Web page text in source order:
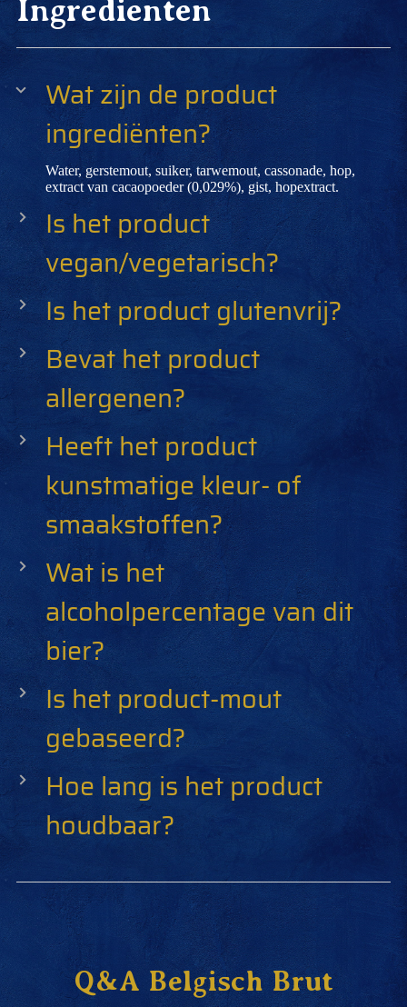
Ingredienten
Wat zijn de product
ingrediënten?
Water, gerstemout, suiker, tarwemout, cassonade, hop,
extract van cacaopoeder (0,029%), gist, hopextract.
Is het product
vegan/vegetarisch?
Is het product glutenvrij?
Bevat het product
allergenen?
Heeft het product
kunstmatige kleur- of
smaakstoffen?
Wat is het
alcoholpercentage van dit
bier?
Is het product-mout
gebaseerd?
Hoe lang is het product
houdbaar?
Q&A Belgisch Brut